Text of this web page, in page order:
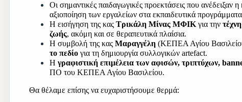
Οι σημαντικές παιδαγωγικές προεκτάσεις που ανέδειξαν
αξιοποίηση των εργαλείων στα εκπαιδευτικά
Η εισήγηση της κας Τρικάλη Μίνας ΜΦΙΚ για την
ζωής, ακόμη και σε θεραπευτικά πλαίσια.
Η συμβολή της κας Μαραγγέλη (ΚΕΠΕΑ Αγίου
το πεδίο για τη δημιουργία συλλογικών artefact.
Η γραφιστική επιμέλεια των αφισών, τριπτύχων,
ΠΟ του ΚΕΠΕΑ Αγίου Βασιλείου.
Θα θέλαμε επίσης να ευχαριστήσουμε θερμά: